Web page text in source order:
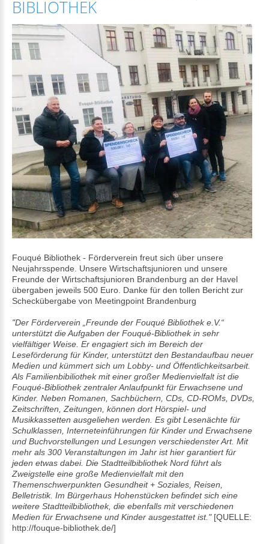
BIBLIOTHEK
Fouqué Bibliothek - Förderverein freut sich über unsere
Neujahrsspende. Unsere Wirtschaftsjunioren und unsere
Freunde der Wirtschaftsjunioren Brandenburg an der Havel
übergaben jeweils 500 Euro. Danke für den tollen Bericht zur
Scheckübergabe von Meetingpoint Brandenburg
"Der Förderverein „Freunde der Fouqué Bibliothek e.V.“
unterstützt die Aufgaben der Fouqué-Bibliothek in sehr
vielfältiger Weise. Er engagiert sich im Bereich der
Leseförderung für Kinder, unterstützt den Bestandaufbau neuer
Medien und kümmert sich um Lobby- und Öffentlichkeitsarbeit.
Als Familienbibiliothek mit einer großer Medienvielfalt ist die
Fouqué-Bibliothek zentraler Anlaufpunkt für Erwachsene und
Kinder. Neben Romanen, Sachbüchern, CDs, CD-ROMs, DVDs,
Zeitschriften, Zeitungen, können dort Hörspiel- und
Musikkassetten ausgeliehen werden. Es gibt Lesenächte für
Schulklassen, Interneteinführungen für Kinder und Erwachsene
und Buchvorstellungen und Lesungen verschiedenster Art. Mit
mehr als 300 Veranstaltungen im Jahr ist hier garantiert für
jeden etwas dabei. Die Stadtteilbibliothek Nord führt als
Zweigstelle eine große Medienvielfalt mit den
Themenschwerpunkten Gesundheit + Soziales, Reisen,
Belletristik. Im Bürgerhaus Hohenstücken befindet sich eine
weitere Stadtteilbibliothek, die ebenfalls mit verschiedenen
Medien für Erwachsene und Kinder ausgestattet ist."[QUELLE:
http://fouque-bibliothek.de/]